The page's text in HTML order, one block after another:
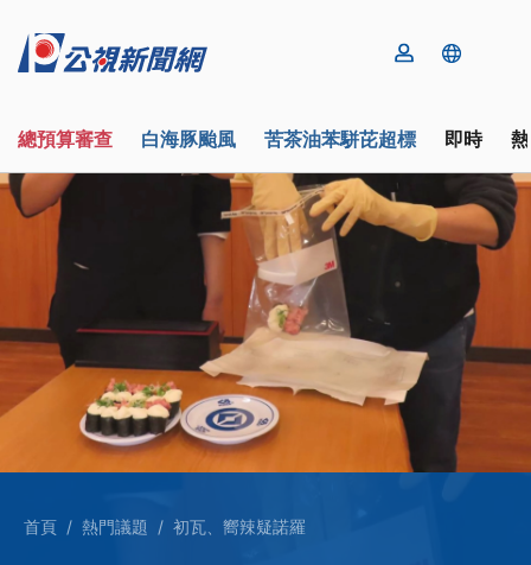
總預算審查 白海豚颱風 苦茶油苯駢芘超標 即時
首頁 熱門議題 初瓦、嚮辣疑諾羅